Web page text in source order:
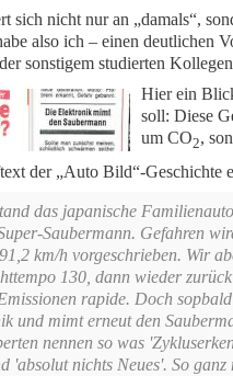
sich nicht nur an „damals“,
also ich – einen deutlichen
sonstigem studierten
Hier ein
soll: Diese
um CO2,
der „Auto Bild“-Geschichte
das japanische
Saubermann. Gefahren
km/h vorgeschrieben. Wir
130, dann wieder
rapide. Doch
und mimt erneut den
nennen so was
'absolut nichts Neues'. So